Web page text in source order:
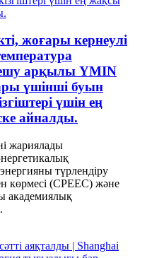
жоғары кернеулі
арқылы YMIN
үшінші буын
үшін ең
айналды.
жариялады
түрлендіру
көрмесі (CPEEC) және
академиялық